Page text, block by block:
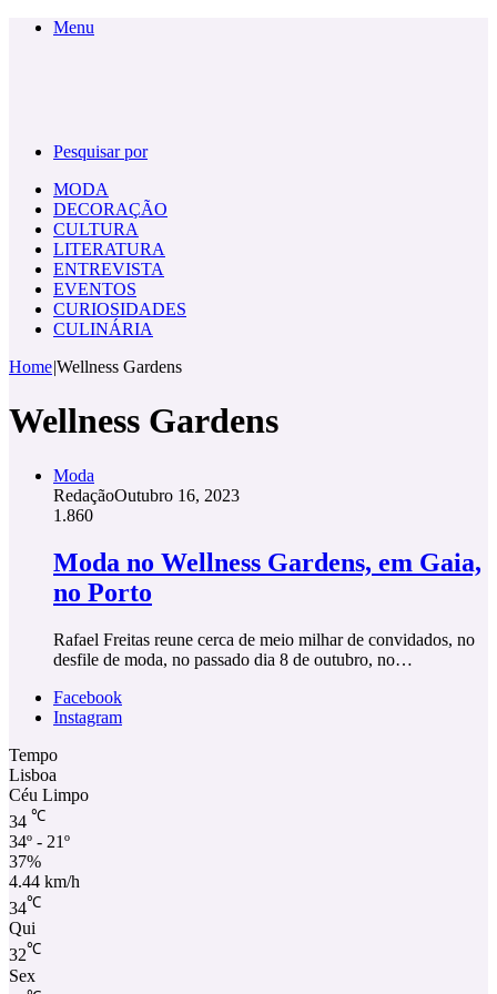
Menu
Pesquisar por
MODA
DECORAÇÃO
CULTURA
LITERATURA
ENTREVISTA
EVENTOS
CURIOSIDADES
CULINÁRIA
Home|Wellness Gardens
Wellness Gardens
Moda
RedaçãoOutubro 16, 2023
1.860
Moda no Wellness Gardens, em Gaia,
no Porto
Rafael Freitas reune cerca de meio milhar de convidados, no
desfile de moda, no passado dia 8 de outubro, no…
Facebook
Instagram
Tempo
Lisboa
Céu Limpo
34 ℃
34º - 21º
37%
4.44 km/h
34℃
Qui
32℃
Sex